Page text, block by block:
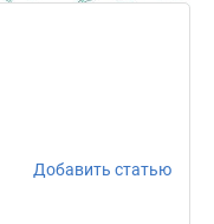
Добавить статью